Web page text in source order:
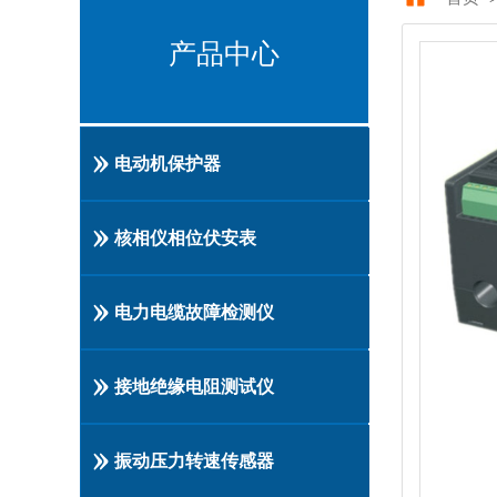
产品中心
电动机保护器
核相仪相位伏安表
电力电缆故障检测仪
接地绝缘电阻测试仪
振动压力转速传感器